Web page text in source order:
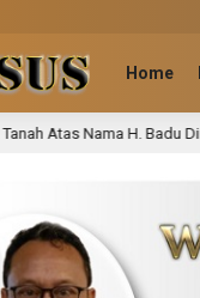
Home
Dinyatakan Palsu